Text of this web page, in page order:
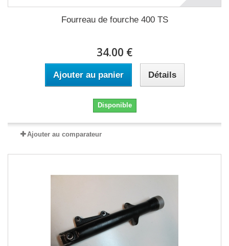
Fourreau de fourche 400 TS
34.00 €
Ajouter au panier Détails
Disponible
Ajouter au comparateur